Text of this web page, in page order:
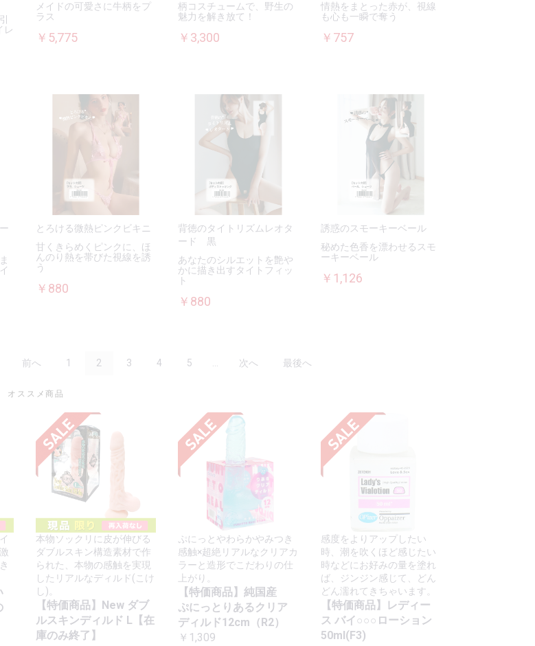
レ
メイドの可愛さに牛柄をプ
ラス
￥5,775
柄コスチュームで、野生の
魅力を解き放て！
￥3,300
情熱をまとった赤が、視線
も心も一瞬で奪う
￥757
とろける微熱ピンクビキニ
甘くきらめくピンクに、ほ
んのり熱を帯びた視線を誘
う
￥880
背徳のタイトリズムレオタ
ード 黒
あなたのシルエットを艶や
かに描き出すタイトフィッ
ト
￥880
誘惑のスモーキーベール
秘めた色香を漂わせるスモ
ーキーベール
￥1,126
前へ 1 2 3 4 5 次へ 最後へ
オススメ商品
本物ソックリに皮が伸びる
ダブルスキン構造素材で作
られた、本物の感触を実現
したリアルなディルド(こけ
し)。
【特価商品】New ダブ
ルスキンディルド L【在
庫のみ終了】
ぷにっとやわらかやみつき
感触×超絶リアルなクリアカ
ラーと造形でこだわりの仕
上がり。
【特価商品】純国産
ぷにっとりあるクリア
ディルド12cm（R2）
￥1,309
感度をよりアップしたい
時、潮を吹くほど感じたい
時などにお好みの量を塗れ
ば、ジンジン感じて、どん
どん濡れてきちゃいます。
【特価商品】レディー
ス バイ○○○ローション
50ml(F3)